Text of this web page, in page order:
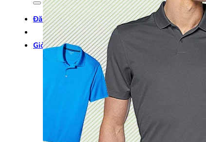
Đăng nhập
Giỏ hàng /0₫ 0